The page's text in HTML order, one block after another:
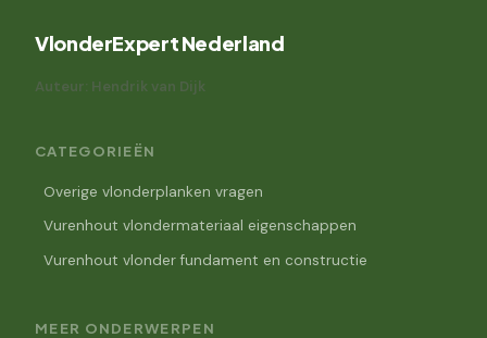
VlonderExpert Nederland
Auteur: Hendrik van Dijk
CATEGORIEËN
Overige vlonderplanken vragen
Vurenhout vlondermateriaal eigenschappen
Vurenhout vlonder fundament en constructie
MEER ONDERWERPEN